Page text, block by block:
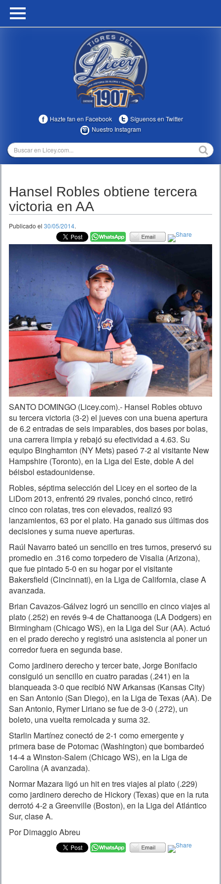
HOME
MULTIMEDIA
TEMPORADAS
Hazte fan en Facebook
Síguenos en Twitter
Nuestro Instagram
Hansel Robles obtiene tercera
victoria en AA
Publicado el 30/05/2014.
SANTO DOMINGO (Licey.com).- Hansel Robles obtuvo
su tercera victoria (3-2) el jueves con una buena apertura
de 6.2 entradas de seis imparables, dos bases por bolas,
una carrera limpia y rebajó su efectividad a 4.63. Su
equipo Binghamton (NY Mets) paseó 7-2 al visitante New
Hampshire (Toronto), en la Liga del Este, doble A del
béisbol estadounidense.
Robles, séptima selección del Licey en el sorteo de la
LiDom 2013, enfrentó 29 rivales, ponchó cinco, retiró
cinco con rolatas, tres con elevados, realizó 93
lanzamientos, 63 por el plato. Ha ganado sus últimas dos
decisiones y suma nueve aperturas.
Raúl Navarro bateó un sencillo en tres turnos, preservó su
promedio en .316 como torpedero de Visalia (Arizona),
que fue pintado 5-0 en su hogar por el visitante
Bakersfield (Cincinnati), en la Liga de California, clase A
avanzada.
Brian Cavazos-Gálvez logró un sencillo en cinco viajes al
plato (.252) en revés 9-4 de Chattanooga (LA Dodgers) en
Birmingham (Chicago WS), en la Liga del Sur (AA). Actuó
en el prado derecho y registró una asistencia al poner un
corredor fuera en segunda base.
Como jardinero derecho y tercer bate, Jorge Bonifacio
consiguió un sencillo en cuatro paradas (.241) en la
blanqueada 3-0 que recibió NW Arkansas (Kansas City)
en San Antonio (San Diego), en la Liga de Texas (AA). De
San Antonio, Rymer Liriano se fue de 3-0 (.272), un
boleto, una vuelta remolcada y suma 32.
Starlin Martínez conectó de 2-1 como emergente y
primera base de Potomac (Washington) que bombardeó
14-4 a Winston-Salem (Chicago WS), en la Liga de
Carolina (A avanzada).
Normar Mazara ligó un hit en tres viajes al plato (.229)
como jardinero derecho de Hickory (Texas) que en la ruta
derrotó 4-2 a Greenville (Boston), en la Liga del Atlántico
Sur, clase A.
Por Dimaggio Abreu